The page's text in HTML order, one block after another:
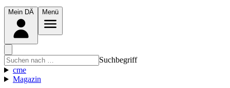
Mein DÄ Menü
Suchbegriff
cme
Magazin